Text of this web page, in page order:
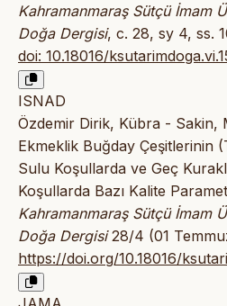
Kahramanmaraş Sütçü İmam
Doğa Dergisi, c. 28, sy 4, ss.
doi: 10.18016/
ISNAD
Özdemir Dirik, Kübra - Sakin,
Ekmeklik Buğday Çeşitlerinin
Sulu Koşullarda ve Geç
Koşullarda Bazı Kalite
Kahramanmaraş Sütçü İmam
Doğa Dergisi28/4 (01
https://doi.org/10.18016/